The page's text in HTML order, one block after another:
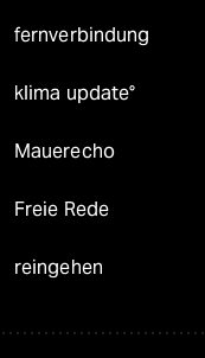
fernverbindung
klima update°
Mauerecho
Freie Rede
reingehen